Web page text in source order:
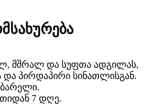
მშრალ და სუფთა ადგილას,
და პირდაპირი სინათლისგან.
ბარელი.
7 დღე.